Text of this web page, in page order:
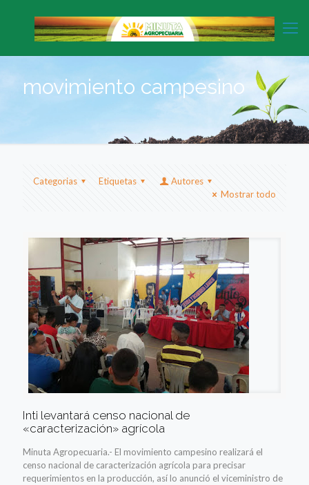
movimiento campesino
Categorias Etiquetas
Autores
Mostrar todo
Inti levantará censo nacional de
«caracterización» agrícola
Minuta Agropecuaria.- El movimiento campesino realizará el
censo nacional de caracterización agrícola para precisar
requerimientos en la producción, así lo anunció el viceministro de